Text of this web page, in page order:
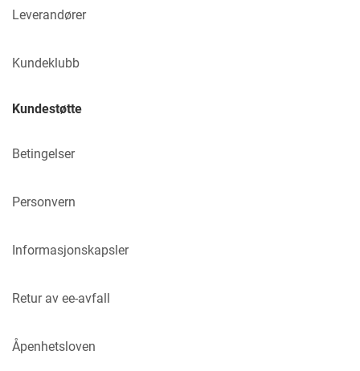
Leverandører
Kundeklubb
Kundestøtte
Betingelser
Personvern
Informasjonskapsler
Retur av ee-avfall
Åpenhetsloven